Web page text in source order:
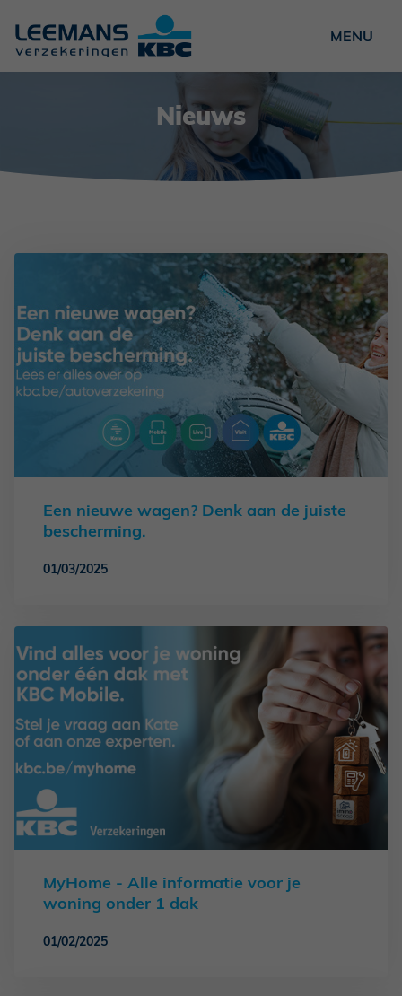
Contact
Schade?
NL FR EN
Nieuws
Een nieuwe wagen? Denk aan de juiste
bescherming.
01/03/2025
MyHome - Alle informatie voor je
woning onder 1 dak
01/02/2025